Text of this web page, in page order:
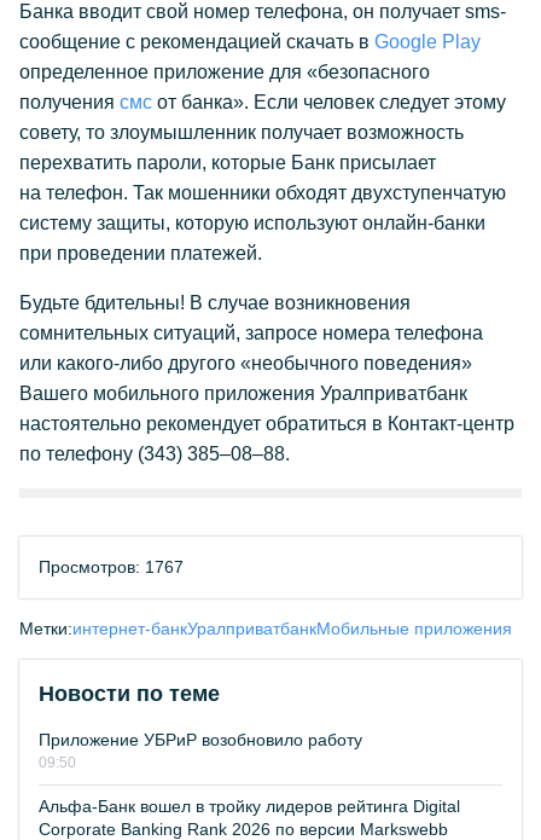
Банка вводит свой номер телефона, он получает sms-
сообщение с рекомендацией скачать в Google Play
определенное приложение для «безопасного
получения смс от банка». Если человек следует этому
совету, то злоумышленник получает возможность
перехватить пароли, которые Банк присылает
на телефон. Так мошенники обходят двухступенчатую
систему защиты, которую используют онлайн-банки
при проведении платежей.
Будьте бдительны! В случае возникновения
сомнительных ситуаций, запросе номера телефона
или какого-либо другого «необычного поведения»
Вашего мобильного приложения Уралприватбанк
настоятельно рекомендует обратиться в Контакт-центр
по телефону (343) 385–08–88.
Просмотров: 1767
Метки:интернет-банкУралприватбанкМобильные приложения
Новости по теме
Приложение УБРиР возобновило работу
09:50
Альфа-Банк вошел в тройку лидеров рейтинга Digital
Corporate Banking Rank 2026 по версии Markswebb